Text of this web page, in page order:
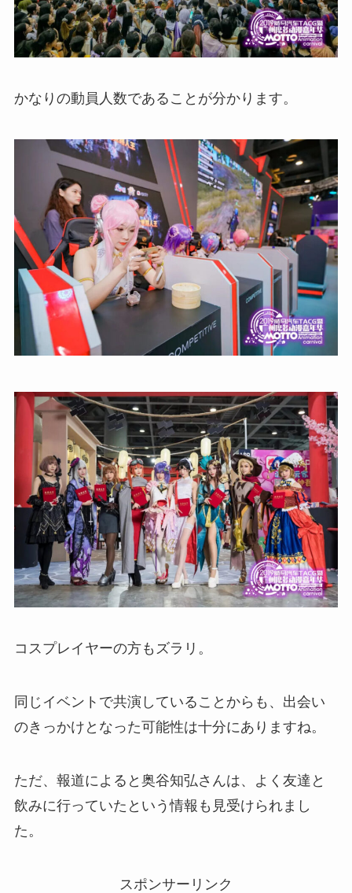
かなりの動員人数であることが分かります。
コスプレイヤーの方もズラリ。
同じイベントで共演していることからも、出会い
のきっかけとなった可能性は十分にありますね。
ただ、報道によると奥谷知弘さんは、よく友達と
飲みに行っていたという情報も見受けられまし
た。
スポンサーリンク